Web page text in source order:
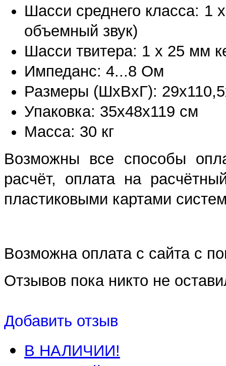
Шасси среднего класса: 1
объемный звук)
Шасси твитера: 1 х 25 мм
Импеданс: 4...8 Ом
Размеры (ШхВхГ):
Упаковка: 35x48x119 см
Масса: 30 кг
Возможны все способы
расчёт, оплата на
пластиковыми картами
Возможна оплата с сайта с
Отзывов пока никто не
Добавить отзыв
В НАЛИЧИИ!